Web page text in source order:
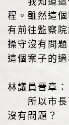
程。雖然這
有前往監察
操守沒有問
這個案子的
林議員晉章：
所以市長
沒有問題？